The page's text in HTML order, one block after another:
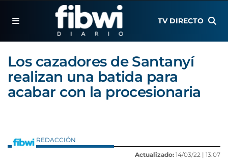
TV DIRECTO
Los cazadores de Santanyí
realizan una batida para
acabar con la procesionaria
REDACCIÓN
Actualizado: 14/03/22 | 13:07